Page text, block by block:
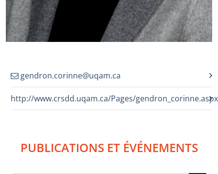
gendron.corinne@uqam.ca
http://www.crsdd.uqam.ca/Pages/gendron_corinne.aspx
PUBLICATIONS ET ÉVÉNEMENTS